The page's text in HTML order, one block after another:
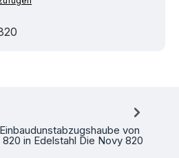
von
in Edelstahl Die Novy 820